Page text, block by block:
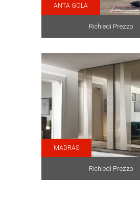
ANTA GOLA
Richiedi Prezzo
MADRAS
Richiedi Prezzo